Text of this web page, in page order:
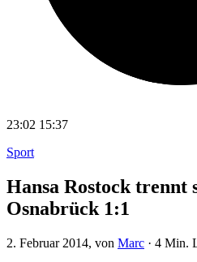
23:02 15:37
Sport
Hansa Rostock trennt
Osnabrück 1:1
2. Februar 2014, von Marc · 4 Min.